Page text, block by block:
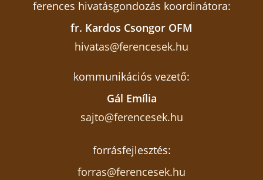
ferences hivatásgondozás koordinátora:
fr. Kardos Csongor OFM
hivatas@ferencesek.hu
kommunikációs vezető:
Gál Emília
sajto@ferencesek.hu
forrásfejlesztés:
forras@ferencesek.hu